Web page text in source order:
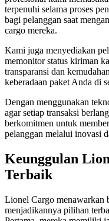
terpenuhi selama proses
bagi pelanggan saat
cargo mereka.
Kami juga menyediakan
memonitor status kiriman
transparansi dan
keberadaan paket Anda di
Dengan menggunakan
agar setiap transaksi
berkomitmen untuk
pelanggan melalui inovasi
Keunggulan
Terbaik
Lionel Cargo menawarkan
menjadikannya pilihan